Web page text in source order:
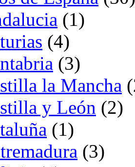
(1)
(4)
(3)
la Mancha
y León (2)
(1)
(3)